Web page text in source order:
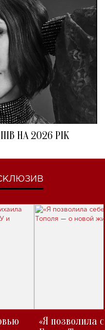
НА 2026 РІК
«Я позволила